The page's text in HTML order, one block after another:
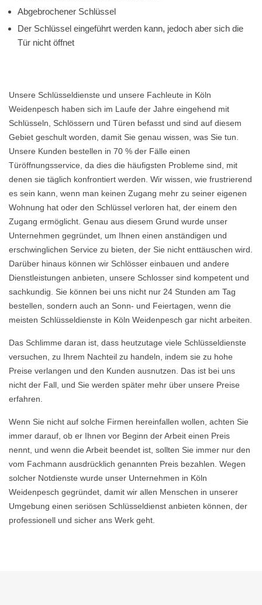
Abgebrochener Schlüssel
Der Schlüssel eingeführt werden kann, jedoch aber sich die
Tür nicht öffnet
Unsere Schlüsseldienste und unsere Fachleute in Köln
Weidenpesch haben sich im Laufe der Jahre eingehend mit
Schlüsseln, Schlössern und Türen befasst und sind auf diesem
Gebiet geschult worden, damit Sie genau wissen, was Sie tun.
Unsere Kunden bestellen in 70 % der Fälle einen
Türöffnungsservice, da dies die häufigsten Probleme sind, mit
denen sie täglich konfrontiert werden. Wir wissen, wie frustrierend
es sein kann, wenn man keinen Zugang mehr zu seiner eigenen
Wohnung hat oder den Schlüssel verloren hat, der einem den
Zugang ermöglicht. Genau aus diesem Grund wurde unser
Unternehmen gegründet, um Ihnen einen anständigen und
erschwinglichen Service zu bieten, der Sie nicht enttäuschen wird.
Darüber hinaus können wir Schlösser einbauen und andere
Dienstleistungen anbieten, unsere Schlosser sind kompetent und
sachkundig. Sie können bei uns nicht nur 24 Stunden am Tag
bestellen, sondern auch an Sonn- und Feiertagen, wenn die
meisten Schlüsseldienste in Köln Weidenpesch gar nicht arbeiten.
Das Schlimme daran ist, dass heutzutage viele Schlüsseldienste
versuchen, zu Ihrem Nachteil zu handeln, indem sie zu hohe
Preise verlangen und den Kunden ausnutzen. Das ist bei uns
nicht der Fall, und Sie werden später mehr über unsere Preise
erfahren.
Wenn Sie nicht auf solche Firmen hereinfallen wollen, achten Sie
immer darauf, ob er Ihnen vor Beginn der Arbeit einen Preis
nennt, und wenn die Arbeit beendet ist, sollten Sie immer nur den
vom Fachmann ausdrücklich genannten Preis bezahlen. Wegen
solcher Notdienste wurde unser Unternehmen in Köln
Weidenpesch gegründet, damit wir allen Menschen in unserer
Umgebung einen seriösen Schlüsseldienst anbieten können, der
professionell und sicher ans Werk geht.